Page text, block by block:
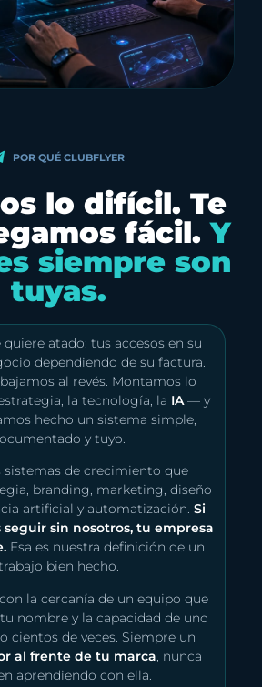
POR QUÉ CLUBFLYER
lo difícil. Te
fácil.Y
siempre son
tuyas.
atado: tus accesos en su
dependiendo de su factura.
al revés. Montamos lo
la tecnología, la IA— y
hecho un sistema simple,
y tuyo.
sistemas de crecimiento que
branding, marketing, diseño
artificial y automatización. Si
sin nosotros, tu empresa
Esa es nuestra definición de un
bien hecho.
la cercanía de un equipo que
nombre y la capacidad de uno
cientos de veces. Siempre un
al frente de tu marca , nunca
aprendiendo con ella.